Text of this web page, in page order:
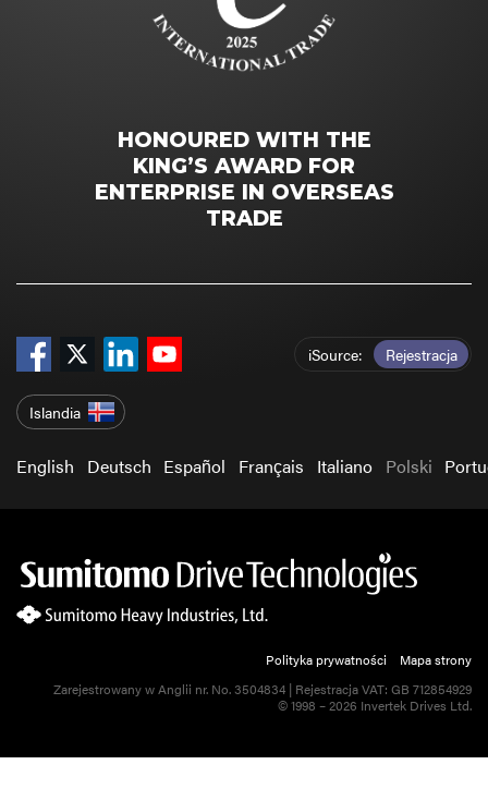
HONOURED WITH THE
KING’S AWARD FOR
ENTERPRISE IN OVERSEAS
TRADE
iSource Rejestracja
Islandia
English Deutsch Español Français Italiano Polski
Polityka prywatności
Mapa strony
Zarejestrowany w Anglii nr. No. 3504834 | Rejestracja VAT: GB 712854929
© 1998 – 2026 Invertek Drives Ltd.